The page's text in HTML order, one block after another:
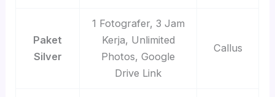
Paket
Silver
1 Fotografer, 3 Jam
Kerja, Unlimited
Photos, Google
Drive Link
Callus